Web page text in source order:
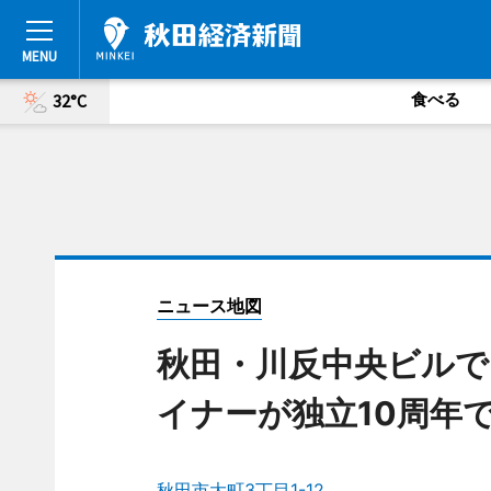
32°C 食べる
ニュース地図
秋田・川反中央ビル
イナーが独立10周年